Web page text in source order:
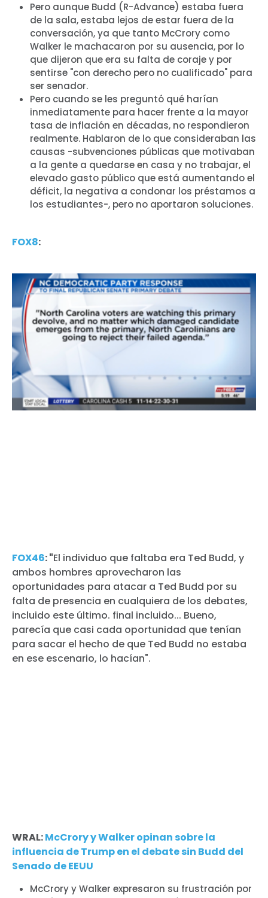
Pero aunque Budd (R-Advance) estaba fuera
de la sala, estaba lejos de estar fuera de la
conversación, ya que tanto McCrory como
Walker le machacaron por su ausencia, por lo
que dijeron que era su falta de coraje y por
sentirse "con derecho pero no cualificado" para
ser senador.
Pero cuando se les preguntó qué harían
inmediatamente para hacer frente a la mayor
tasa de inflación en décadas, no respondieron
realmente. Hablaron de lo que consideraban las
causas -subvenciones públicas que motivaban
a la gente a quedarse en casa y no trabajar, el
elevado gasto público que está aumentando el
déficit, la negativa a condonar los préstamos a
los estudiantes-, pero no aportaron soluciones.
FOX8:
FOX46: "El individuo que faltaba era Ted Budd, y
ambos hombres aprovecharon las
oportunidades para atacar a Ted Budd por su
falta de presencia en cualquiera de los debates,
incluido este último. final incluido... Bueno,
parecía que casi cada oportunidad que tenían
para sacar el hecho de que Ted Budd no estaba
en ese escenario, lo hacían".
WRAL:McCrory y Walker opinan sobre la
influencia de Trump en el debate sin Budd del
Senado de EEUU
McCrory y Walker expresaron su frustración por